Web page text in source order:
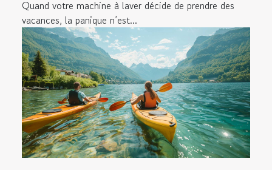
Quand votre machine à laver décide de prendre des
vacances, la panique n’est...